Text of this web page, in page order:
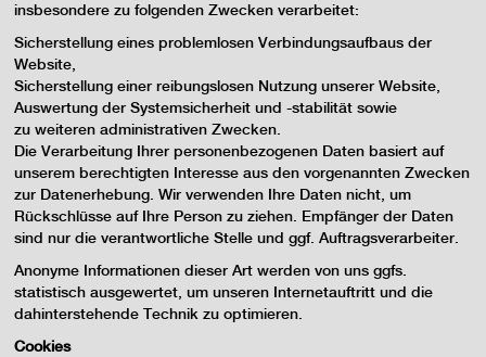
insbesondere zu folgenden Zwecken verarbeitet:
Sicherstellung eines problemlosen Verbindungsaufbaus der
Website,
Sicherstellung einer reibungslosen Nutzung unserer Website,
Auswertung der Systemsicherheit und -stabilität sowie
zu weiteren administrativen Zwecken.
Die Verarbeitung Ihrer personenbezogenen Daten basiert auf
unserem berechtigten Interesse aus den vorgenannten Zwecken
zur Datenerhebung. Wir verwenden Ihre Daten nicht, um
Rückschlüsse auf Ihre Person zu ziehen. Empfänger der Daten
sind nur die verantwortliche Stelle und ggf. Auftragsverarbeiter.
Anonyme Informationen dieser Art werden von uns ggfs.
statistisch ausgewertet, um unseren Internetauftritt und die
dahinterstehende Technik zu optimieren.
Cookies